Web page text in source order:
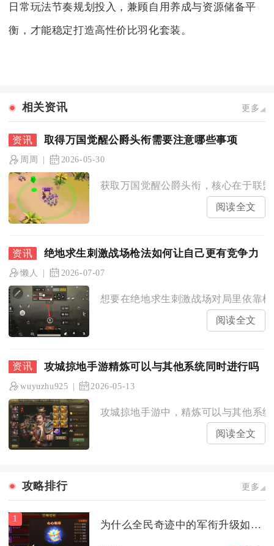
日常玩法节奏规划投入，兼顾自用养成与资源储备平
衡，才能稳定打造高性价比羽化套装。
相关资讯 更多
取得万国觉醒公爵头衔需要注意哪些事项
周周 2026-05-30
获取万国觉醒公爵头衔，核心在于联
阅读全文
绝地求生刺激战场枪法如何让自己更有竞争力
懒人 2026-07-07
想要在绝地求生刺激战场对局里依靠
阅读全文
攻城掠地手游精炼可以与其他系统同时进行吗
wuyuzhu925 2026-05-13
攻城掠地手游中，精炼可以与其他系
阅读全文
攻略排行 更多
1
为什么全民奇迹中的军衔升级如此重要